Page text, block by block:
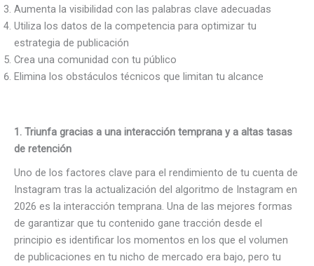
Aumenta la visibilidad con las palabras clave adecuadas
Utiliza los datos de la competencia para optimizar tu
estrategia de publicación
Crea una comunidad con tu público
Elimina los obstáculos técnicos que limitan tu alcance
1. Triunfa gracias a una interacción temprana y a altas tasas
de retención
Uno de los factores clave para el rendimiento de tu cuenta de
Instagram tras la actualización del algoritmo de Instagram en
2026 es la interacción temprana. Una de las mejores formas
de garantizar que tu contenido gane tracción desde el
principio es identificar los momentos en los que el volumen
de publicaciones en tu nicho de mercado era bajo, pero tu